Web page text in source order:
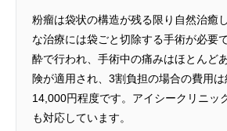
粉瘤は袋状の構造が残る限り自然治癒
な治療には袋ごと切除する手術が必要
酔で行われ、手術中の痛みはほとんど
険が適用され、3割負担の場合の費用
14,000円程度です。アイシークリニッ
も対応しています。